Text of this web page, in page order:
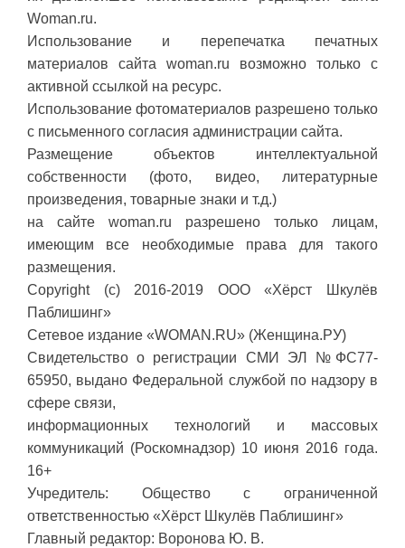
Woman.ru.
Использование и перепечатка печатных
материалов сайта woman.ru возможно только с
активной ссылкой на ресурс.
Использование фотоматериалов разрешено только
с письменного согласия администрации сайта.
Размещение объектов интеллектуальной
собственности (фото, видео, литературные
произведения, товарные знаки и т.д.)
на сайте woman.ru разрешено только лицам,
имеющим все необходимые права для такого
размещения.
Copyright (с) 2016-2019 ООО «Хёрст Шкулёв
Паблишинг»
Сетевое издание «WOMAN.RU» (Женщина.РУ)
Свидетельство о регистрации СМИ ЭЛ №ФС77-
65950, выдано Федеральной службой по надзору в
сфере связи,
информационных технологий и массовых
коммуникаций (Роскомнадзор) 10 июня 2016 года.
16+
Учредитель: Общество с ограниченной
ответственностью «Хёрст Шкулёв Паблишинг»
Главный редактор: Воронова Ю. В.